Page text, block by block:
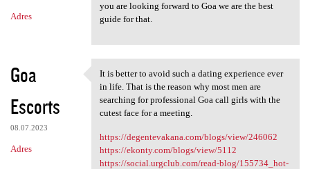
Adres
you are looking forward to Goa we are the best
guide for that.
Goa
Escorts
08.07.2023
Adres
It is better to avoid such a
It is better to avoid such a dating experience ever
in life. That is the reason why most men are
searching for professional Goa call girls with the
cutest face for a meeting.
https://degentevakana.com/blogs/view/246062
https://ekonty.com/blogs/view/5112
https://social.urgclub.com/read-blog/155734_hot-